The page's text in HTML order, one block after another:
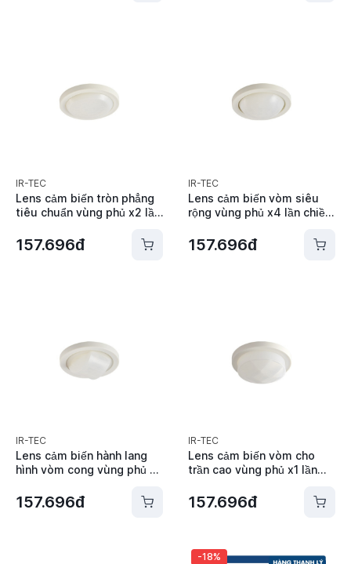
IR-TEC
Lens cảm biến tròn phẳng
tiêu chuẩn vùng phủ x2 lần
Lens D
157.696đ
IR-TEC
Lens cảm biến vòm siêu
rộng vùng phủ x4 lần chiều
157.696đ
IR-TEC
Lens cảm biến hành lang
hình vòm cong vùng phủ x3
ngoài trời IP-66) IR-TEC -
Lens G
157.696đ
IR-TEC
Lens cảm biến vòm cho
trần cao vùng phủ x1 lần
Lens H
157.696đ
-18%